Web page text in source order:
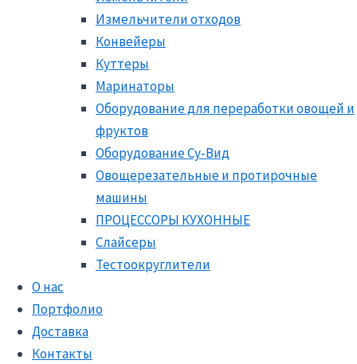
Измельчители отходов
Конвейеры
Куттеры
Маринаторы
Оборудование для переработки овощей и
фруктов
Оборудование Су-Вид
Овощерезательные и протирочные
машины
ПРОЦЕССОРЫ КУХОННЫЕ
Слайсеры
Тестоокруглители
О нас
Портфолио
Доставка
Контакты